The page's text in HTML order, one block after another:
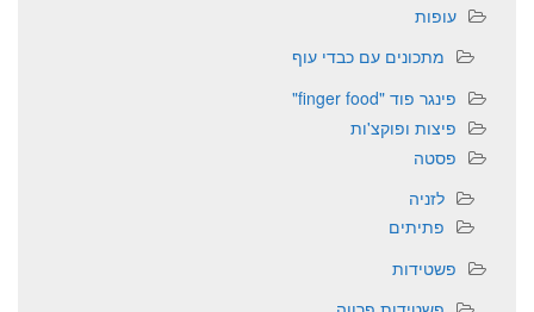
עופות
מתכונים עם כבדי עוף
פינגר פוד "finger food"
פיצות ופוקצ'ות
פסטה
לזניה
פתיתים
פשטידות